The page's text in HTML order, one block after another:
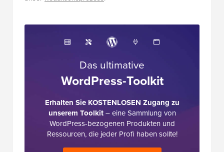
Das ultimative
WordPress-Toolkit
Erhalten Sie KOSTENLOSEN Zugang zu
unserem Toolkit– eine Sammlung von
WordPress-bezogenen Produkten und
Ressourcen, die jeder Profi haben sollte!